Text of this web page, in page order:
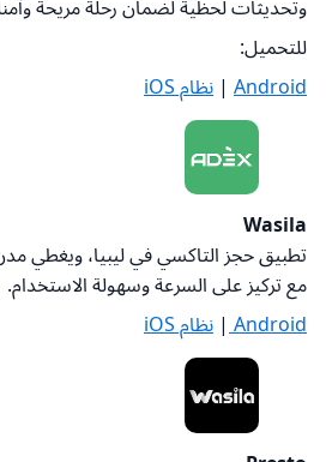
وتحديثات لحظية لضمان رحلة مريحة
للتحميل:
Android
| نظام iOS
Wasila
تطبيق حجز التاكسي في ليبيا، ويغطي
مع تركيز على السرعة وسهولة الاستخدام.
Android
| نظام iOS